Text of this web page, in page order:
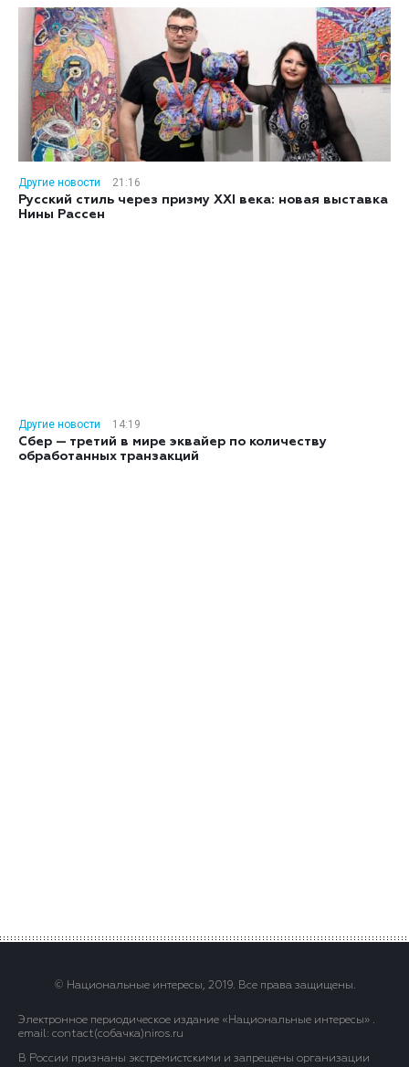
Другие новости
21:16
Русский стиль через призму XXI века: новая выставка
Нины Рассен
Другие новости
14:19
Сбер — третий в мире эквайер по количеству
обработанных транзакций
© Национальные интересы, 2019. Все права защищены.
Электронное периодическое издание «Национальные интересы» .
email: contact(сoбaчка)niros.ru
В России признаны экстремистскими и запрещены организации